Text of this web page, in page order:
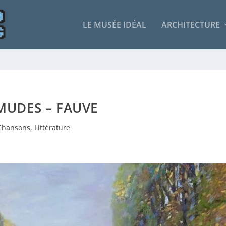
LE MUSÉE IDÉAL ARCHITECTURE
– FAUVE
, Littérature